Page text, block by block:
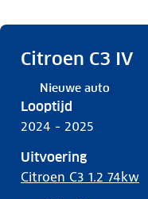
Citroen C3 IV
Nieuwe auto
Looptijd
2024 - 2025
Uitvoering
Citroen C3 1.2 74kw